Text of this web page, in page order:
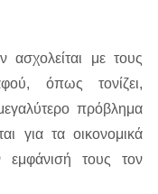
με τους
όπως τονίζει,
πρόβλημα
για τα οικονομικά
εμφάνισή τους τον